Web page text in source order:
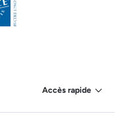
Accès rapide